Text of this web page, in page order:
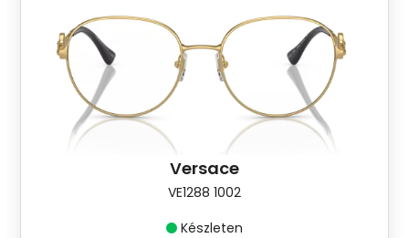
Versace
VE1288 1002
Készleten